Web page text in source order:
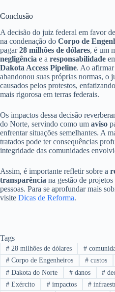
Conclusão
A decisão do juiz federal em favor
na condenação do Corpo de
pagar28 milhões de dólares, é um
negligência e a responsabilidade
Dakota Access Pipeline. Ao
abandonou suas próprias normas, o
causados pelos protestos,
mais rigorosa em terras federais.
Os impactos dessa decisão
do Norte, servindo como um aviso
enfrentar situações semelhantes. A
tratados pode ter consequências
integridade das comunidades
Assim, é importante refletir sobre a
transparência na gestão de
pessoas. Para se aprofundar mais
visite Dicas de Reforma.
Tags
#28 milhões de dólares #
#Corpo de Engenheiros #custos
#Dakota do Norte #danos #
#Exército #impactos #